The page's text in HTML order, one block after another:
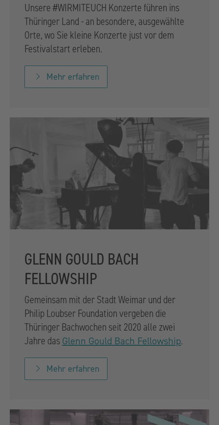
Unsere #WIRMITEUCH Konzerte führen ins
Thüringer Land - an besondere, ausgewählte
Orte, wo Sie kleine Konzerte just vor dem
Festivalstart erleben.
Mehr erfahren
GLENN GOULD BACH
FELLOWSHIP
Gemeinsam mit der Stadt Weimar und der
Philip Loubser Foundation vergeben die
Thüringer Bachwochen seit 2020 alle zwei
Jahre das Glenn Gould Bach Fellowship.
Mehr erfahren